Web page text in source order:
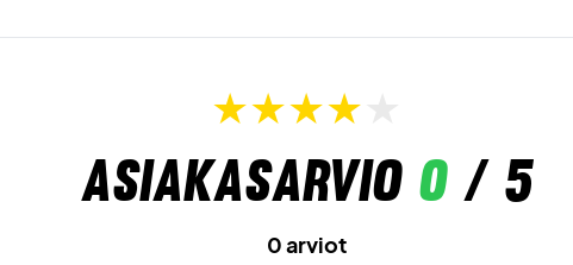
Asiakasarvio 0/ 5
0 arviot